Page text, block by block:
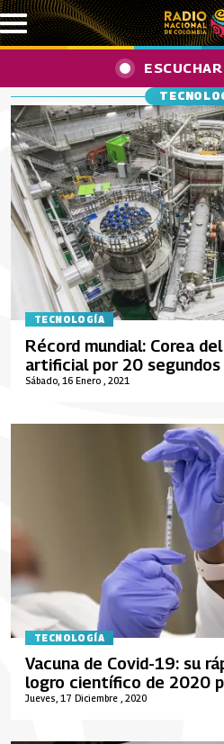
Pasar al contenido principal
TECNOLOGÍA
Sábado, 16 Enero , 2021
Récord mundial: Corea
artificial por 20 segundos
TECNOLOGÍA
Jueves, 17 Diciembre , 2020
Vacuna de Covid-19: su
logro científico de 2020